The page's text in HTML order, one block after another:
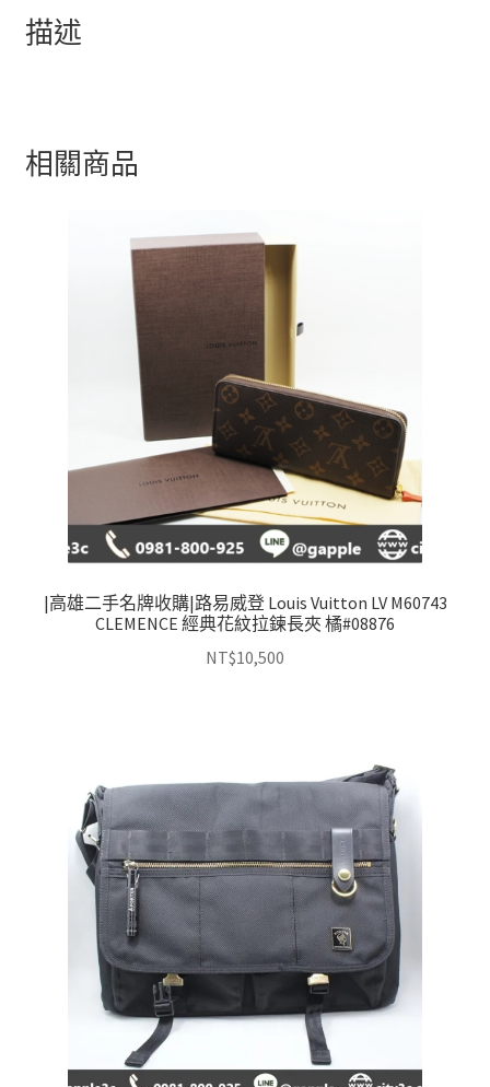
描述
相關商品
|高雄二手名牌收購|路易威登 Louis Vuitton LV M60743
CLEMENCE 經典花紋拉鍊長夾 橘#08876
NT$10,500